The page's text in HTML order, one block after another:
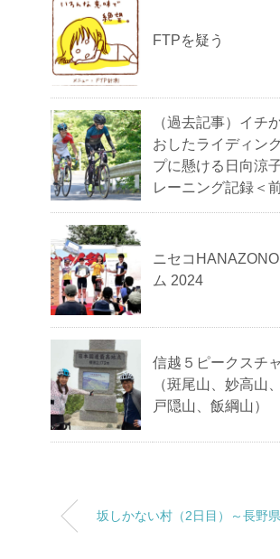
FTPを疑う
（過去記事）イチ
おしたライディン
プに懸ける日向涼
レーニング記録＜
ニセコ
ム 2024
信越５ピークスチ
（斑尾山、妙高山
戸隠山、飯綱山）
坂しかない村（2日目）～長野